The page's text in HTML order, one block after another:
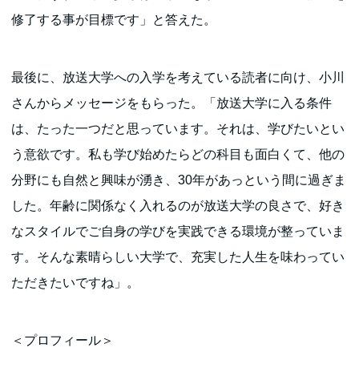
修了する事が目標です」と答えた。
最後に、放送大学への入学を考えている読者に向け、小川
さんからメッセージをもらった。「放送大学に入る条件
は、たった一つだと思っています。それは、学びたいとい
う意欲です。私も学び始めたらどの科目も面白くて、他の
分野にも自然と興味が湧き、30年があっという間に過ぎま
した。年齢に関係なく入れるのが放送大学の良さで、好き
なスタイルでご自身の学びを実践できる環境が整っていま
す。そんな素晴らしい大学で、充実した人生を味わってい
ただきたいですね」。
＜プロフィール＞